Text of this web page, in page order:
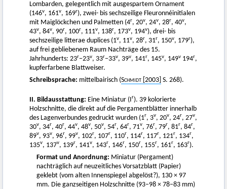
Lombarden, gelegentlich mit ausgespartem Ornament
(146v, 161v, 169r), zwei- bis sechszeilige Fleuronnéinitialen
mit Maiglöckchen und Palmetten (4r, 20v, 24v, 28r, 40v,
43v, 84v, 90r, 100r, 111v, 138r, 173v, 194v), drei- bis
sechszeilige litterae duplices (1v, 11v, 28r, 31r, 150v, 179r),
auf frei gebliebenem Raum Nachträge des 15.
Jahrhunderts: 23r−23v, 33r−33v, 39v, 141r, 145v, 149v 194r,
kupferfarbene Blattweiser.
Schreibsprache: mittelbairisch (Schmidt [2003] S. 268).
II. Bildausstattung: Eine Miniatur (I r). 39 kolorierte
Holzschnitte, die direkt auf die Pergamentblätter innerhalb
des Lagenverbundes gedruckt wurden (1r, 3v, 20v, 24r, 27v,
30v, 34r, 40r, 44v, 48v, 50v, 54r, 64r, 71v, 76r, 79r, 81r, 84r,
89v, 93v, 96r, 99v, 102r, 107r, 110r, 114r, 117r, 121r, 134r,
135v, 137v, 139r, 141v, 143r, 146r, 150r, 155r, 161r, 163r).
Format und Anordnung: Miniatur (Pergament)
nachträglich auf neuzeitliches Vorsatzblatt (Papier)
geklebt (vom alten Innenspiegel abgelöst?), 130 × 97
mm. Die ganzseitigen Holzschnitte (93−98 × 78−83 mm)